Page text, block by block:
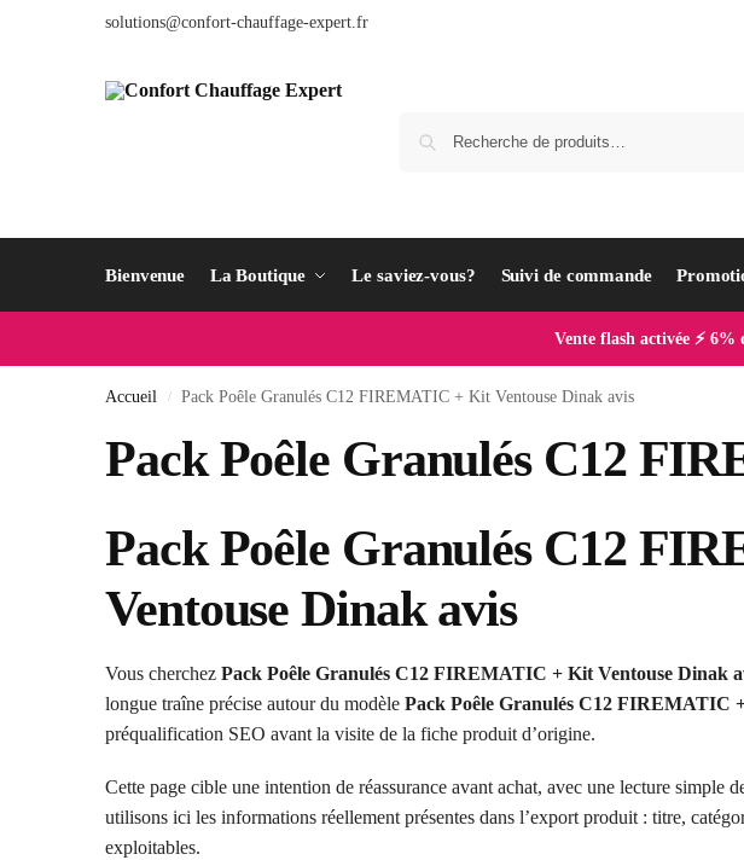
solutions@confort-chauffage-expert.fr
Bienvenue La Boutique Le saviez-vous? Suivi de commande
Vente flash activée ⚡
Accueil / Pack Poêle Granulés C12 FIREMATIC + Kit Ventouse Dinak avis
Pack Poêle Granulés C12
Pack Poêle Granulés C12
Ventouse Dinak avis
Vous cherchez Pack Poêle Granulés C12 FIREMATIC + Kit Ventouse Dinak
longue traîne précise autour du modèle Pack Poêle Granulés C12 FIREMATIC
préqualification SEO avant la visite de la fiche produit d’origine.
Cette page cible une intention de réassurance avant achat, avec une lecture simple
utilisons ici les informations réellement présentes dans l’export produit : titre,
exploitables.